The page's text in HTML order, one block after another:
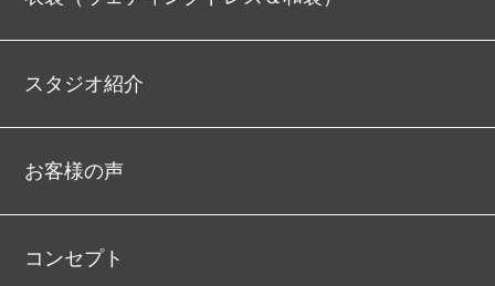
スタジオ紹介
お客様の声
コンセプト